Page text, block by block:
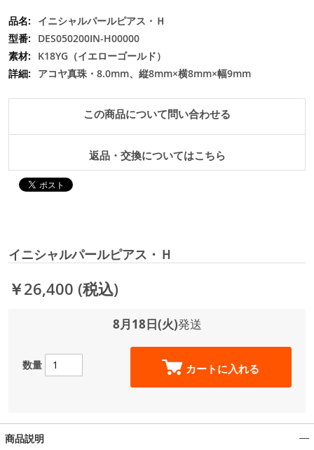
す
る
イニシャルパールピアス・Ｈ
DES050200IN-H00000
K18YG（イエローゴールド）
アコヤ真珠・8.0mm、縦8mm×横8mm×幅9mm
この商品について問い合わせる
返品・交換についてはこちら
イニシャルパールピアス・Ｈ
￥26,400 (税込)
8月18日(火)発送
数量 カートに入れる
商品説明